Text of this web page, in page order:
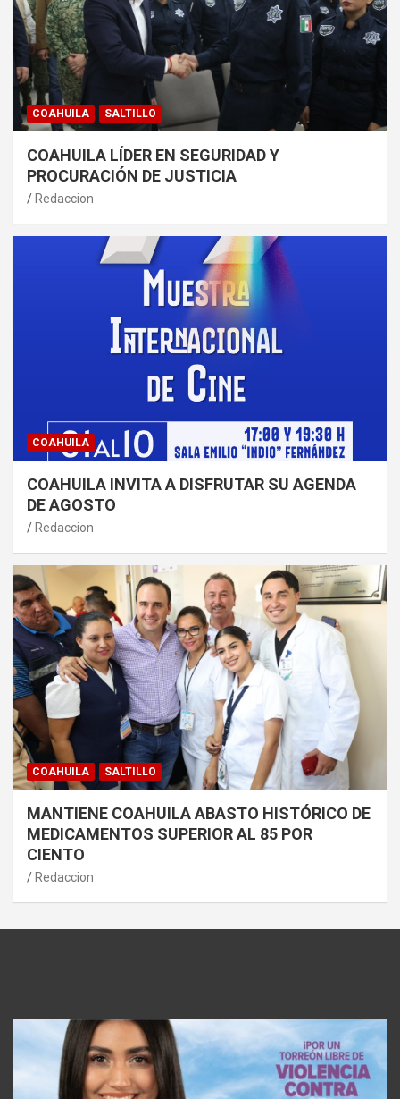
COAHUILA SALTILLO
COAHUILA LÍDER EN SEGURIDAD Y
PROCURACIÓN DE JUSTICIA
Redaccion
COAHUILA
COAHUILA INVITA A DISFRUTAR SU AGENDA
DE AGOSTO
Redaccion
COAHUILA SALTILLO
MANTIENE COAHUILA ABASTO HISTÓRICO DE
MEDICAMENTOS SUPERIOR AL 85 POR
CIENTO
Redaccion